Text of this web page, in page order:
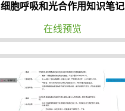
细胞呼吸和光合作用知识笔记
在线预览